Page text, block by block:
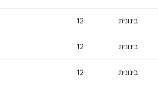
בינונית 12
בינונית 12
בינונית 12